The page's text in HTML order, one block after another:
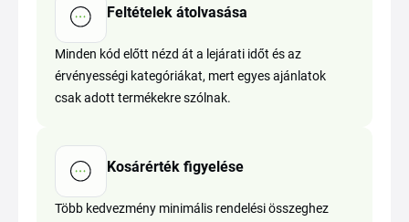
Feltételek átolvasása
Minden kód előtt nézd át a lejárati időt és az
érvényességi kategóriákat, mert egyes ajánlatok
csak adott termékekre szólnak.
Kosárérték figyelése
Több kedvezmény minimális rendelési összeghez